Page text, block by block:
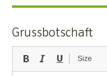
Grussbotschaft
Size